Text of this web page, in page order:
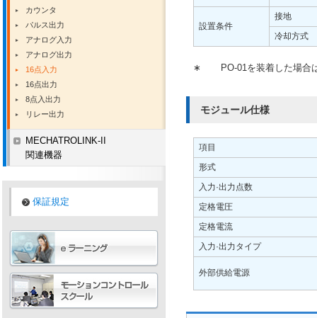
設置条件
接地
冷却方式
∗ PO-01を装着した場
モジュール仕様
項目
形式
入力·出力点数
定格電圧
定格電流
入力·出力タイプ
外部供給電源
カウンタ
パルス出力
アナログ入力
アナログ出力
16点入力
16点出力
8点入出力
リレー出力
MECHATROLINK-II
関連機器
保証規定